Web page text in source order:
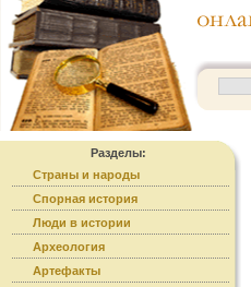
Разделы:
Страны и народы
Спорная история
Люди в истории
Археология
Артефакты